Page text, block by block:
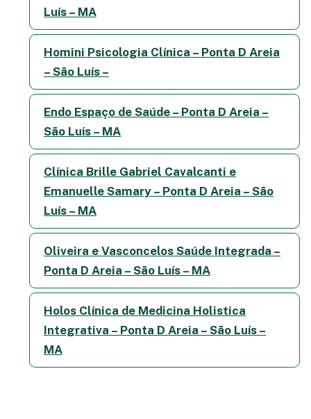
Luís – MA
Homini Psicologia Clínica – Ponta D Areia
– São Luís –
Endo Espaço de Saúde – Ponta D Areia –
São Luís – MA
Clínica Brille Gabriel Cavalcanti e
Emanuelle Samary – Ponta D Areia – São
Luís – MA
Oliveira e Vasconcelos Saúde Integrada –
Ponta D Areia – São Luís – MA
Holos Clínica de Medicina Holistica
Integrativa – Ponta D Areia – São Luís –
MA